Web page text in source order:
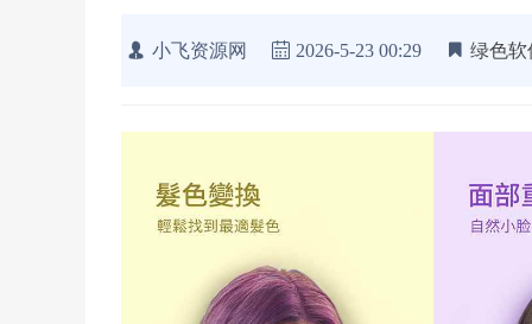
小飞资源网 2026-5-23 00:29 绿色软